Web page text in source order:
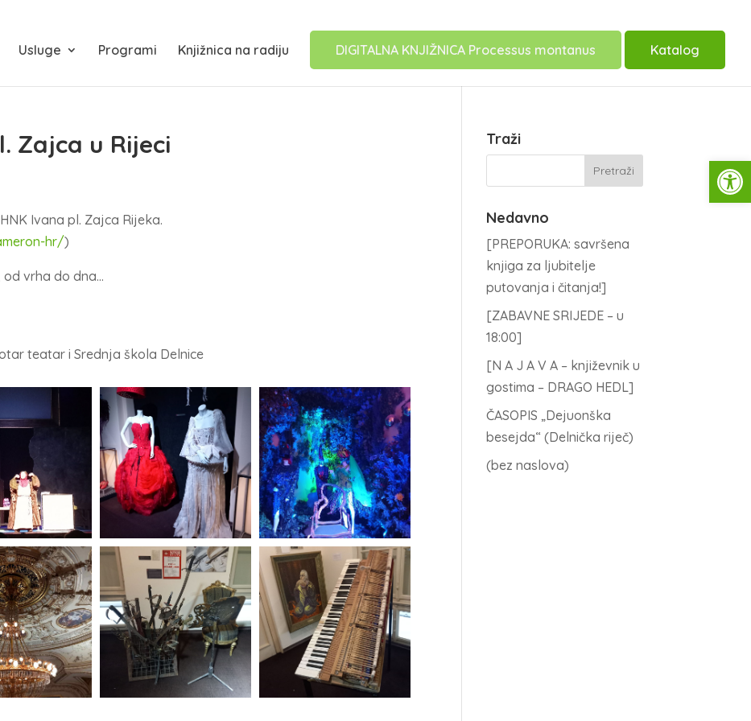
Usluge Programi Knjižnica na radiju DIGITALNA KNJIŽNICA Processus montanus Katalog
Zajca u Rijeci
Ivana pl. Zajca Rijeka.
hr/)
od vrha do dna…
teatar i Srednja škola Delnice
Traži
Nedavno
[PREPORUKA: savršena
knjiga za ljubitelje
putovanja i čitanja!]
[ZABAVNE SRIJEDE – u
18:00]
[N A J A V A – književnik u
gostima – DRAGO HEDL]
ČASOPIS „Dejuonška
besejda“ (Delnička riječ)
(bez naslova)